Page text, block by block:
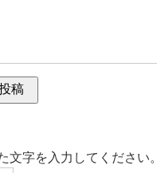
文字を入力してください。